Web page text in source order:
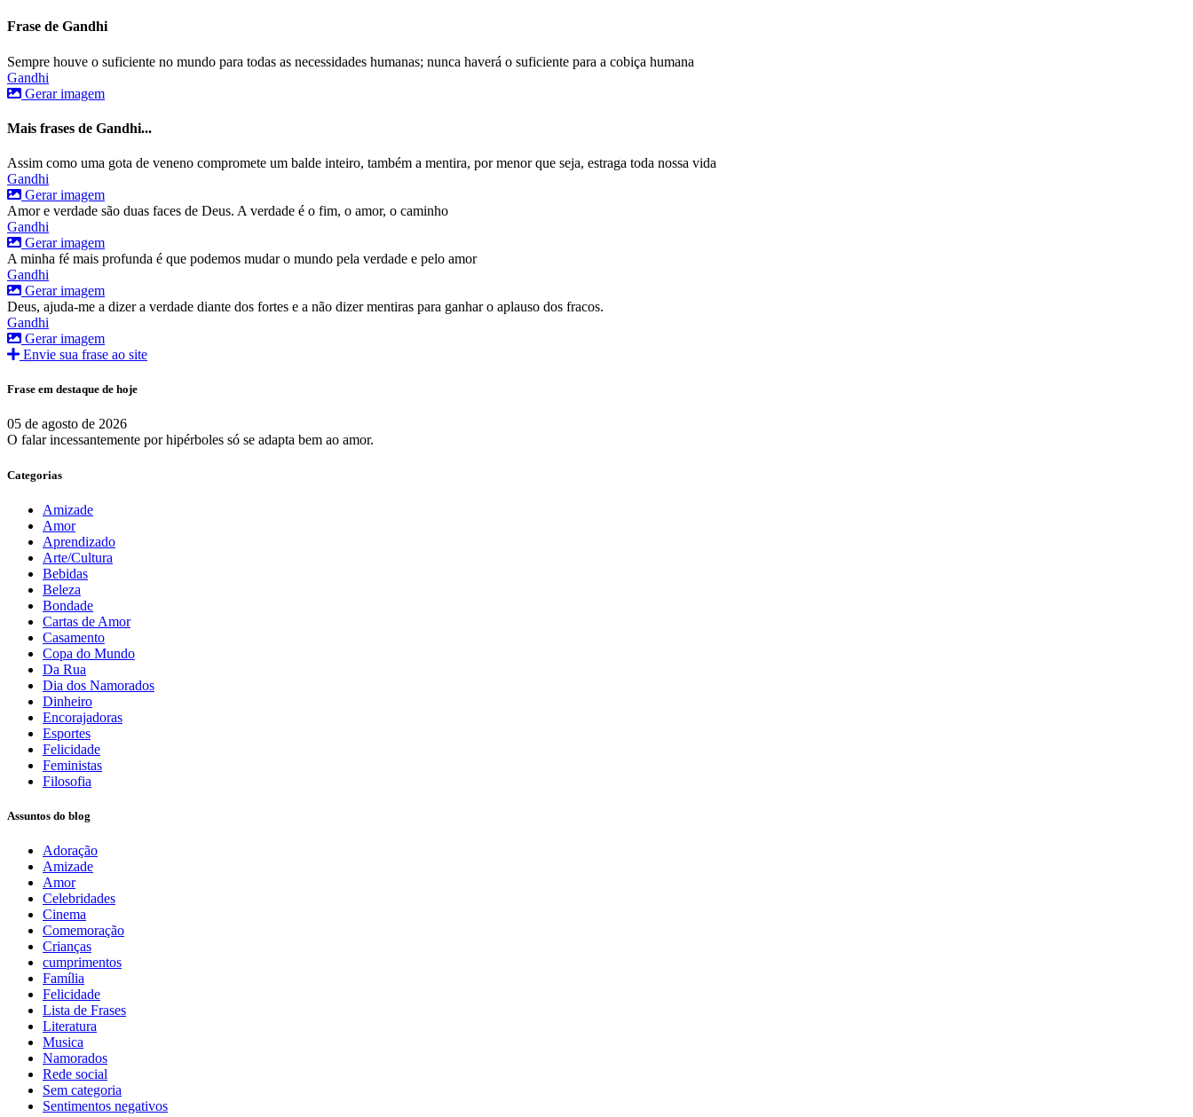
Frase de Gandhi
Sempre houve o suficiente no mundo para todas as necessidades humanas; nunca haverá o suficiente para a cobiça humana
Gandhi
Gerar imagem
Mais frases de Gandhi...
Assim como uma gota de veneno compromete um balde inteiro, também a mentira, por menor que seja, estraga toda nossa vida
Gandhi
Gerar imagem
Amor e verdade são duas faces de Deus. A verdade é o fim, o amor, o caminho
Gandhi
Gerar imagem
A minha fé mais profunda é que podemos mudar o mundo pela verdade e pelo amor
Gandhi
Gerar imagem
Deus, ajuda-me a dizer a verdade diante dos fortes e a não dizer mentiras para ganhar o aplauso dos fracos.
Gandhi
Gerar imagem
Envie sua frase ao site
Frase em destaque de hoje
05 de agosto de 2026
O falar incessantemente por hipérboles só se adapta bem ao amor.
Categorias
Amizade
Amor
Aprendizado
Arte/Cultura
Bebidas
Beleza
Bondade
Cartas de Amor
Casamento
Copa do Mundo
Da Rua
Dia dos Namorados
Dinheiro
Encorajadoras
Esportes
Felicidade
Feministas
Filosofia
Assuntos do blog
Adoração
Amizade
Amor
Celebridades
Cinema
Comemoração
Crianças
cumprimentos
Família
Felicidade
Lista de Frases
Literatura
Musica
Namorados
Rede social
Sem categoria
Sentimentos negativos